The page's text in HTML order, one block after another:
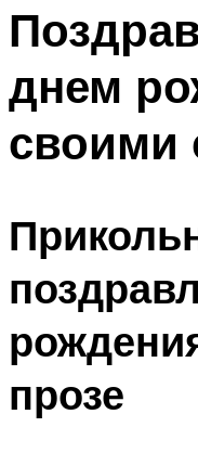
днем
своими
прозе